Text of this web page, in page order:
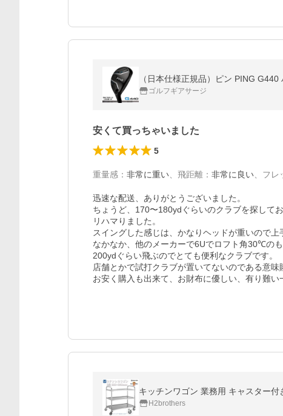
（日本仕様正規品）ピン PING
ゴルフギアサージ
安くて買っちゃいました
5
重量感 ： 非常に重い 飛距離 ： 非常に良い フレ
迅速な配送、ありがとうございました。
ちょうど、170〜180ydぐらいのクラブを探して
リハマりました。
スイングした感じは、かなりヘッドが重いので上
なかなか、他のメーカーで6Uでロフト角30℃の
200ydぐらい飛ぶのでとても便利なクラブです。
店舗とかで試打クラブが置いてないのである意味
お安く購入も出来て、お財布に優しい、有り難い
キッチンワゴン 業務用 キャスター
H2brothers